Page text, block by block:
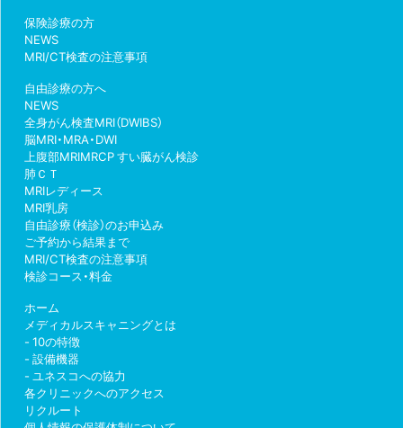
保険診療の方
NEWS
MRI/CT検査の注意事項
自由診療の方へ
NEWS
全身がん検査MRI（DWIBS）
脳MRI・MRA・DWI
上腹部MRIMRCP すい臓がん検診
肺ＣＴ
MRIレディース
MRI乳房
自由診療（検診）のお申込み
ご予約から結果まで
MRI/CT検査の注意事項
検診コース・料金
ホーム
メディカルスキャニングとは
10の特徴
設備機器
ユネスコへの協力
各クリニックへのアクセス
リクルート